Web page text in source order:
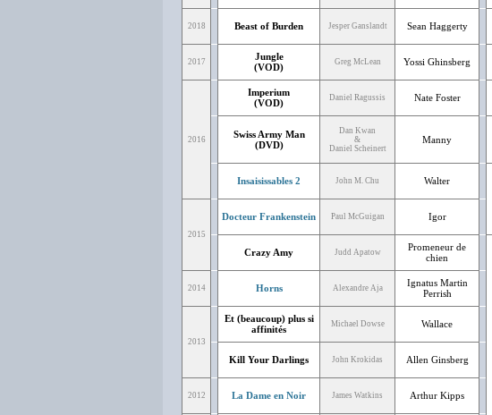
2018 Beast of Burden Jesper Ganslandt Sean Haggerty
2017
Jungle
(VOD)
Greg McLean Yossi Ghinsberg
2016
Imperium
(VOD)
Daniel Ragussis Nate Foster
Swiss Army Man
(DVD)
Dan Kwan
&
Daniel Scheinert
Manny
Insaisissables 2 John M. Chu
Walter
2015
Docteur Frankenstein Paul McGuigan Igor
Crazy Amy Judd Apatow
Promeneur de
chien
2014 Horns Alexandre Aja
Ignatus Martin
Perrish
2013
Et (beaucoup) plus si
affinités
Michael Dowse Wallace
Kill Your Darlings John Krokidas Allen Ginsberg
2012
La Dame en Noir James Watkins Arthur Kipps